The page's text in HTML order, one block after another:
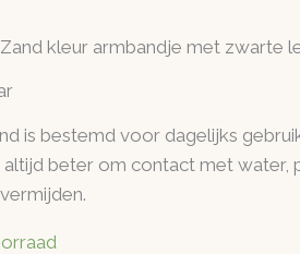
kleur armbandje met zwarte
is bestemd voor dagelijks
altijd beter om contact met water,